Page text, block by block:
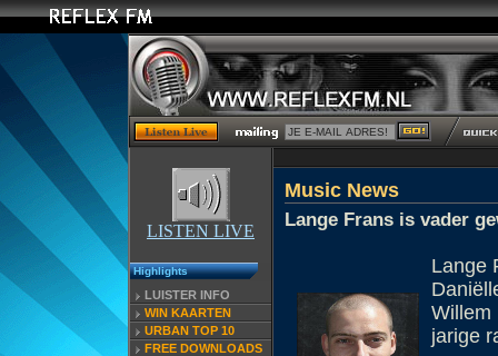
LISTEN LIVE
Highlights
LUISTER INFO
WIN KAARTEN
URBAN TOP 10
FREE DOWNLOADS
Music News
Lange Frans is vader
Lange
Willem
jarige